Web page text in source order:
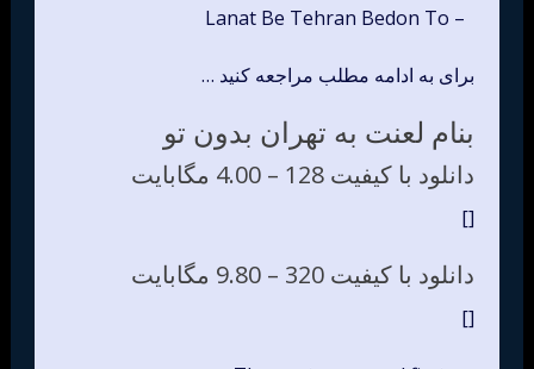
– Lanat Be Tehran Bedon To
برای به ادامه مطلب مراجعه کنید …
بنام لعنت به تهران بدون تو
دانلود با کیفیت 128 – 4.00 مگابایت
[]
دانلود با کیفیت 320 – 9.80 مگابایت
[]